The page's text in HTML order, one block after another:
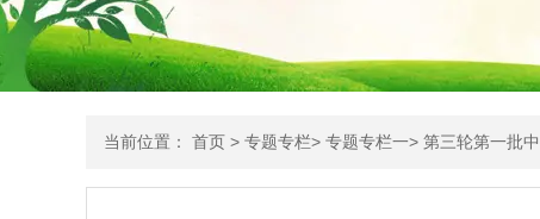
当前位置： 首页 > 专题专栏> 专题专栏一> 第三轮第一批